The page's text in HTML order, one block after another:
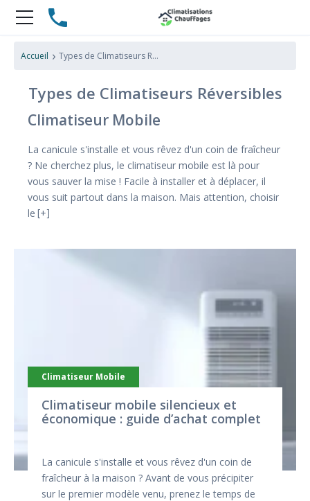
Types de Climatiseurs Réversibles
Accueil › Types de Climatiseurs Réversibles
Climatiseur Mobile
La canicule s'installe et vous rêvez d'un coin de fraîcheur
? Ne cherchez plus, le climatiseur mobile est là pour
vous sauver la mise ! Facile à installer et à déplacer, il
vous suit partout dans la maison. Mais attention, choisir
le +
Climatiseur Mobile
Climatiseur mobile silencieux et
économique : guide d’achat complet
La canicule s'installe et vous rêvez d'un coin de
fraîcheur à la maison ? Avant de vous précipiter
sur le premier modèle venu, prenez le temps de